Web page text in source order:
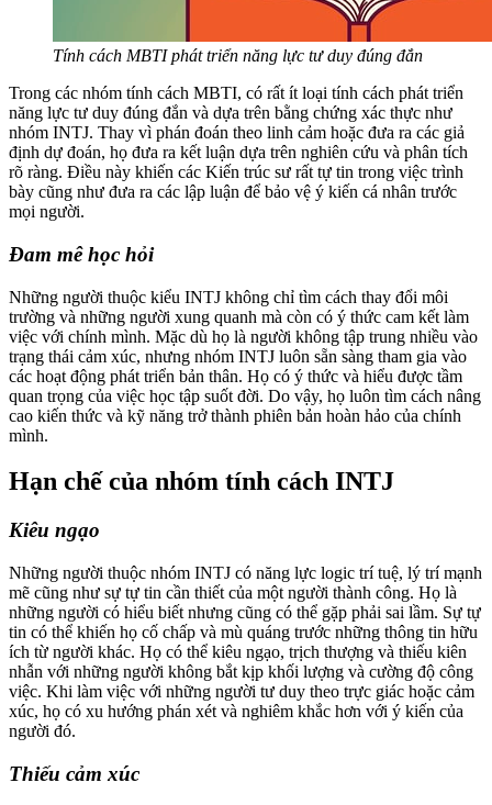
Tính cách MBTI phát triển năng lực tư duy đúng đắn
Trong các nhóm tính cách MBTI, có rất ít loại tính cách phát triển
năng lực tư duy đúng đắn và dựa trên bằng chứng xác thực như
nhóm INTJ. Thay vì phán đoán theo linh cảm hoặc đưa ra các giả
định dự đoán, họ đưa ra kết luận dựa trên nghiên cứu và phân tích
rõ ràng. Điều này khiến các Kiến trúc sư rất tự tin trong việc trình
bày cũng như đưa ra các lập luận để bảo vệ ý kiến cá nhân trước
mọi người.
Đam mê học hỏi
Những người thuộc kiểu INTJ không chỉ tìm cách thay đổi môi
trường và những người xung quanh mà còn có ý thức cam kết làm
việc với chính mình. Mặc dù họ là người không tập trung nhiều vào
trạng thái cảm xúc, nhưng nhóm INTJ luôn sẵn sàng tham gia vào
các hoạt động phát triển bản thân. Họ có ý thức và hiểu được tầm
quan trọng của việc học tập suốt đời. Do vậy, họ luôn tìm cách nâng
cao kiến ​​thức và kỹ năng trở thành phiên bản hoàn hảo của chính
mình.
Hạn chế của nhóm tính cách INTJ
Kiêu ngạo
Những người thuộc nhóm INTJ có năng lực logic trí tuệ, lý trí mạnh
mẽ cũng như sự tự tin cần thiết của một người thành công. Họ là
những người có hiểu biết nhưng cũng có thể gặp phải sai lầm. Sự tự
tin có thể khiến họ cố chấp và mù quáng trước những thông tin hữu
ích từ người khác. Họ có thể kiêu ngạo, trịch thượng và thiếu kiên
nhẫn với những người không bắt kịp khối lượng và cường độ công
việc. Khi làm việc với những người tư duy theo trực giác hoặc cảm
xúc, họ có xu hướng phán xét và nghiêm khắc hơn với ý kiến của
người đó.
Thiếu cảm xúc